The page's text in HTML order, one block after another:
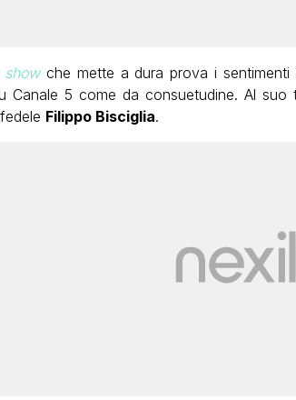
che mette a dura prova i sentimenti
Canale 5 come da consuetudine. Al
Filippo Bisciglia.